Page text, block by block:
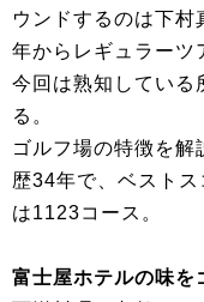
ウンドするのは下
年からレギュラーツ
今回は熟知している
る。
ゴルフ場の特徴を解
歴34年で、ベスト
は1123コース。
富士屋ホテルの味を